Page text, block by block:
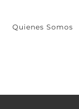
Quienes Somos